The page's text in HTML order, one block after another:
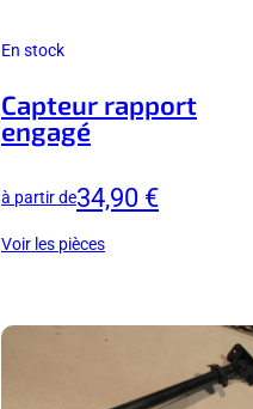
En stock
Capteur rapport
engagé
à partir de34,90 €
Voir les pièces